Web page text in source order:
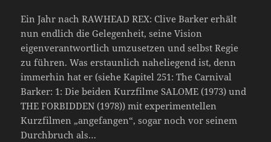
Ein Jahr nach RAWHEAD REX: Clive Barker erhält
nun endlich die Gelegenheit, seine Vision
eigenverantwortlich umzusetzen und selbst Regie
zu führen. Was erstaunlich naheliegend ist, denn
immerhin hat er (siehe Kapitel 251: The Carnival
Barker: 1: Die beiden Kurzfilme SALOME (1973) und
THE FORBIDDEN (1978)) mit experimentellen
Kurzfilmen „angefangen“, sogar noch vor seinem
Durchbruch als…